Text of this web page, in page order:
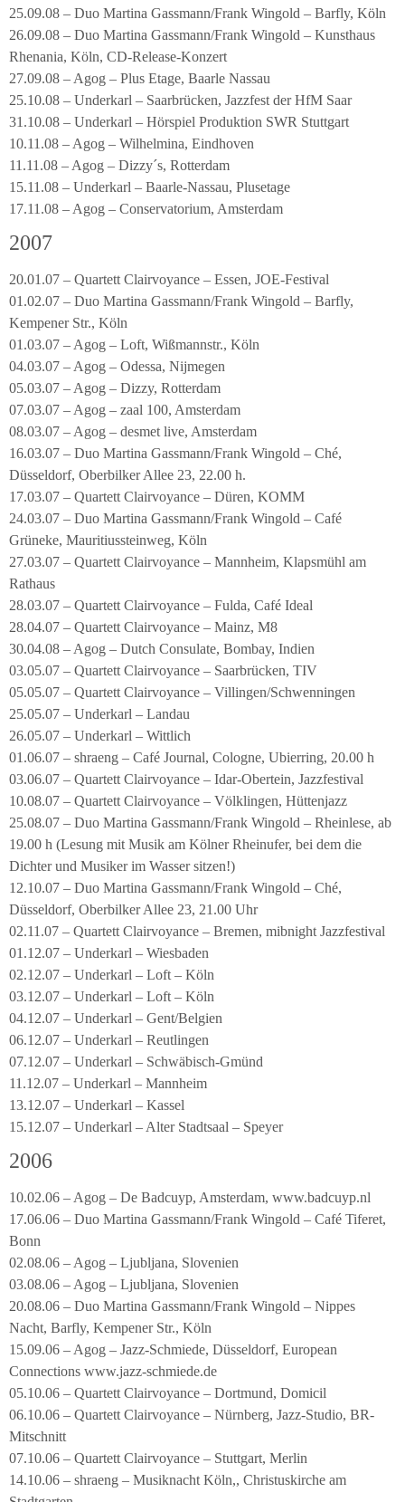
25.09.08 – Duo Martina Gassmann/Frank Wingold – Barfly, Köln
26.09.08 – Duo Martina Gassmann/Frank Wingold – Kunsthaus
Rhenania, Köln, CD-Release-Konzert
27.09.08 – Agog – Plus Etage, Baarle Nassau
25.10.08 – Underkarl – Saarbrücken, Jazzfest der HfM Saar
31.10.08 – Underkarl – Hörspiel Produktion SWR Stuttgart
10.11.08 – Agog – Wilhelmina, Eindhoven
11.11.08 – Agog – Dizzy´s, Rotterdam
15.11.08 – Underkarl – Baarle-Nassau, Plusetage
17.11.08 – Agog – Conservatorium, Amsterdam
2007
20.01.07 – Quartett Clairvoyance – Essen, JOE-Festival
01.02.07 – Duo Martina Gassmann/Frank Wingold – Barfly,
Kempener Str., Köln
01.03.07 – Agog – Loft, Wißmannstr., Köln
04.03.07 – Agog – Odessa, Nijmegen
05.03.07 – Agog – Dizzy, Rotterdam
07.03.07 – Agog – zaal 100, Amsterdam
08.03.07 – Agog – desmet live, Amsterdam
16.03.07 – Duo Martina Gassmann/Frank Wingold – Ché,
Düsseldorf, Oberbilker Allee 23, 22.00 h.
17.03.07 – Quartett Clairvoyance – Düren, KOMM
24.03.07 – Duo Martina Gassmann/Frank Wingold – Café
Grüneke, Mauritiussteinweg, Köln
27.03.07 – Quartett Clairvoyance – Mannheim, Klapsmühl am
Rathaus
28.03.07 – Quartett Clairvoyance – Fulda, Café Ideal
28.04.07 – Quartett Clairvoyance – Mainz, M8
30.04.08 – Agog – Dutch Consulate, Bombay, Indien
03.05.07 – Quartett Clairvoyance – Saarbrücken, TIV
05.05.07 – Quartett Clairvoyance – Villingen/Schwenningen
25.05.07 – Underkarl – Landau
26.05.07 – Underkarl – Wittlich
01.06.07 – shraeng – Café Journal, Cologne, Ubierring, 20.00 h
03.06.07 – Quartett Clairvoyance – Idar-Obertein, Jazzfestival
10.08.07 – Quartett Clairvoyance – Völklingen, Hüttenjazz
25.08.07 – Duo Martina Gassmann/Frank Wingold – Rheinlese, ab
19.00 h (Lesung mit Musik am Kölner Rheinufer, bei dem die
Dichter und Musiker im Wasser sitzen!)
12.10.07 – Duo Martina Gassmann/Frank Wingold – Ché,
Düsseldorf, Oberbilker Allee 23, 21.00 Uhr
02.11.07 – Quartett Clairvoyance – Bremen, mibnight Jazzfestival
01.12.07 – Underkarl – Wiesbaden
02.12.07 – Underkarl – Loft – Köln
03.12.07 – Underkarl – Loft – Köln
04.12.07 – Underkarl – Gent/Belgien
06.12.07 – Underkarl – Reutlingen
07.12.07 – Underkarl – Schwäbisch-Gmünd
11.12.07 – Underkarl – Mannheim
13.12.07 – Underkarl – Kassel
15.12.07 – Underkarl – Alter Stadtsaal – Speyer
2006
10.02.06 – Agog – De Badcuyp, Amsterdam, www.badcuyp.nl
17.06.06 – Duo Martina Gassmann/Frank Wingold – Café Tiferet,
Bonn
02.08.06 – Agog – Ljubljana, Slovenien
03.08.06 – Agog – Ljubljana, Slovenien
20.08.06 – Duo Martina Gassmann/Frank Wingold – Nippes
Nacht, Barfly, Kempener Str., Köln
15.09.06 – Agog – Jazz-Schmiede, Düsseldorf, European
Connections www.jazz-schmiede.de
05.10.06 – Quartett Clairvoyance – Dortmund, Domicil
06.10.06 – Quartett Clairvoyance – Nürnberg, Jazz-Studio, BR-
Mitschnitt
07.10.06 – Quartett Clairvoyance – Stuttgart, Merlin
14.10.06 – shraeng – Musiknacht Köln,, Christuskirche am